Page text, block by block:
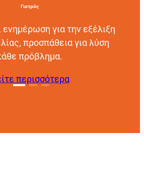
Γιατρός
για την εξέλιξη
προσπάθεια για λύση
πρόβλημα.
περισσότερα